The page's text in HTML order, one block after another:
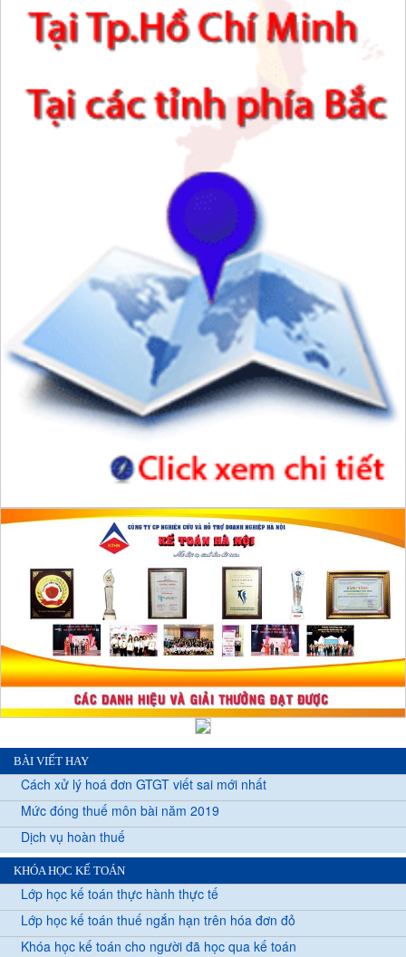
BÀI VIẾT HAY
Cách xử lý hoá đơn GTGT viết sai mới nhất
Mức đóng thuế môn bài năm 2019
Dịch vụ hoàn thuế
KHÓA HỌC KẾ TOÁN
Lớp học kế toán thực hành thực tế
Lớp học kế toán thuế ngắn hạn trên hóa đơn đỏ
Khóa học kế toán cho người đã học qua kế toán